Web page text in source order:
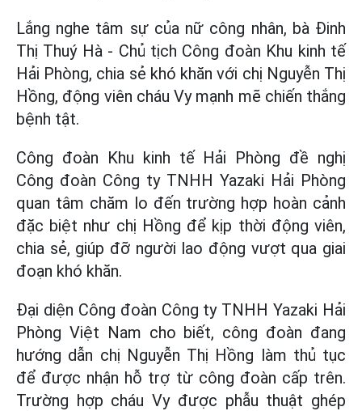
Lắng nghe tâm sự của nữ công nhân, bà Đinh
Thị Thuý Hà - Chủ tịch Công đoàn Khu kinh tế
Hải Phòng, chia sẻ khó khăn với chị Nguyễn Thị
Hồng, động viên cháu Vy mạnh mẽ chiến thắng
bệnh tật.
Công đoàn Khu kinh tế Hải Phòng đề nghị
Công đoàn Công ty TNHH Yazaki Hải Phòng
quan tâm chăm lo đến trường hợp hoàn cảnh
đặc biệt như chị Hồng để kịp thời động viên,
chia sẻ, giúp đỡ người lao động vượt qua giai
đoạn khó khăn.
Đại diện Công đoàn Công ty TNHH Yazaki Hải
Phòng Việt Nam cho biết, công đoàn đang
hướng dẫn chị Nguyễn Thị Hồng làm thủ tục
để được nhận hỗ trợ từ công đoàn cấp trên.
Trường hợp cháu Vy được phẫu thuật ghép